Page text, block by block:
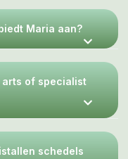
Maria aan?
arts of specialist
schedels